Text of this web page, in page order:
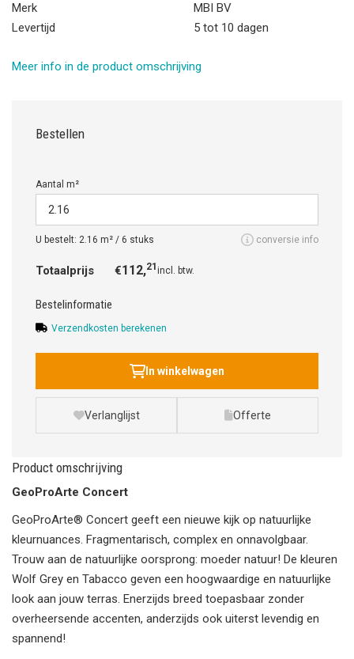
Merk
MBI BV
Levertijd
5 tot 10 dagen
Meer info in de product omschrijving
Bestellen
Aantal m²
U bestelt: 2.16 m² / 6 stuks conversie info
Totaalprijs €112,21 incl. btw.
Bestelinformatie
Verzendkosten berekenen
In winkelwagen
Verlanglijst Offerte
Product omschrijving
GeoProArte Concert
GeoProArte® Concert geeft een nieuwe kijk op natuurlijke
kleurnuances. Fragmentarisch, complex en onnavolgbaar.
Trouw aan de natuurlijke oorsprong: moeder natuur! De kleuren
Wolf Grey en Tabacco geven een hoogwaardige en natuurlijke
look aan jouw terras. Enerzijds breed toepasbaar zonder
overheersende accenten, anderzijds ook uiterst levendig en
spannend!